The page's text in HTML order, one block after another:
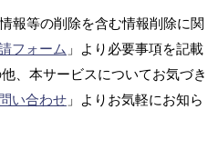
報等の削除を含む情報削除に関
フォーム 」より必要事項を記載
、本サービスについてお気づき
い合わせ 」よりお気軽にお知ら